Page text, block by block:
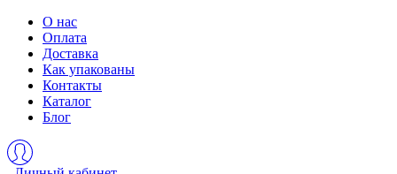
О нас
Оплата
Доставка
Как упакованы
Контакты
Каталог
Блог